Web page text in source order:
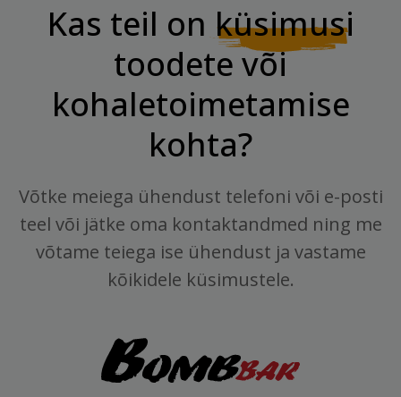
Kas teil on küsimusi
toodete või
kohaletoimetamise
kohta?
Võtke meiega ühendust telefoni või e-posti
teel või jätke oma kontaktandmed ning me
võtame teiega ise ühendust ja vastame
kõikidele küsimustele.